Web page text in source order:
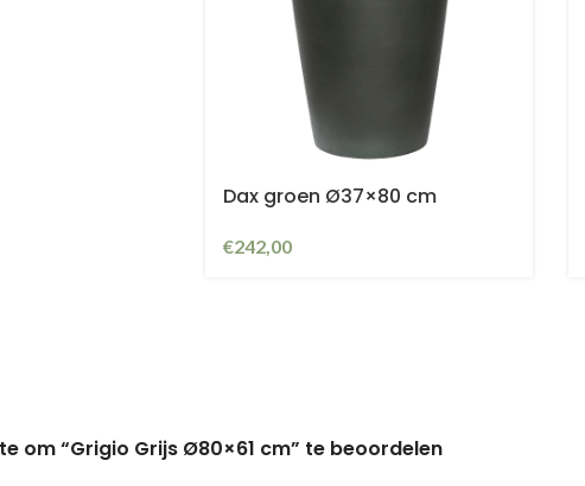
Dax groen Ø37×80 cm
€242,00
om “Grigio Grijs Ø80×61 cm” te beoordelen